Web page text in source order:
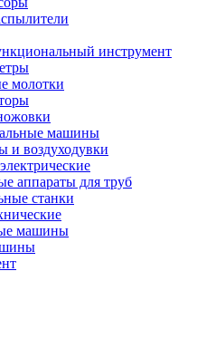
инструмент
молотки
машины
и воздуходувки
аппараты для труб
станки
машины